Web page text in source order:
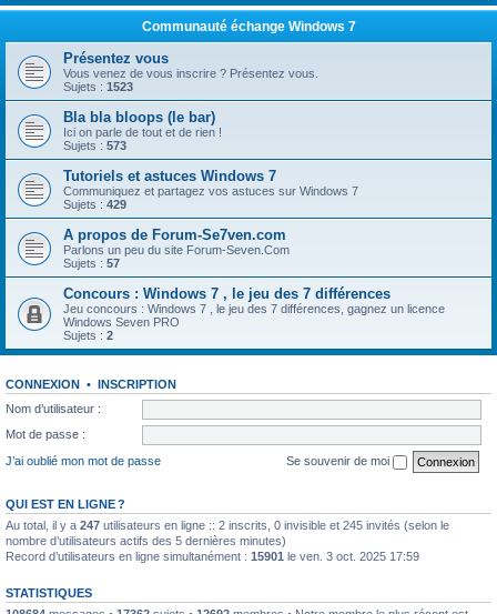
Communauté échange Windows 7
Présentez vous
Vous venez de vous inscrire ? Présentez vous.
Sujets : 1523
Bla bla bloops (le bar)
Ici on parle de tout et de rien !
Sujets : 573
Tutoriels et astuces Windows 7
Communiquez et partagez vos astuces sur Windows 7
Sujets : 429
A propos de Forum-Se7ven.com
Parlons un peu du site Forum-Seven.Com
Sujets : 57
Concours : Windows 7 , le jeu des 7 différences
Jeu concours : Windows 7 , le jeu des 7 différences, gagnez un licence
Windows Seven PRO
Sujets : 2
CONNEXION • INSCRIPTION
Nom d’utilisateur :
Mot de passe :
J’ai oublié mon mot de passe
Se souvenir de moi
QUI EST EN LIGNE ?
Au total, il y a 247 utilisateurs en ligne :: 2 inscrits, 0 invisible et 245 invités (selon le
nombre d’utilisateurs actifs des 5 dernières minutes)
Record d’utilisateurs en ligne simultanément : 15901 le ven. 3 oct. 2025 17:59
STATISTIQUES